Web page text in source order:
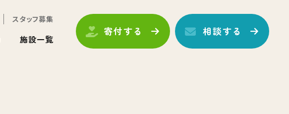
スタッフ募集
施設一覧
寄付する 相談する